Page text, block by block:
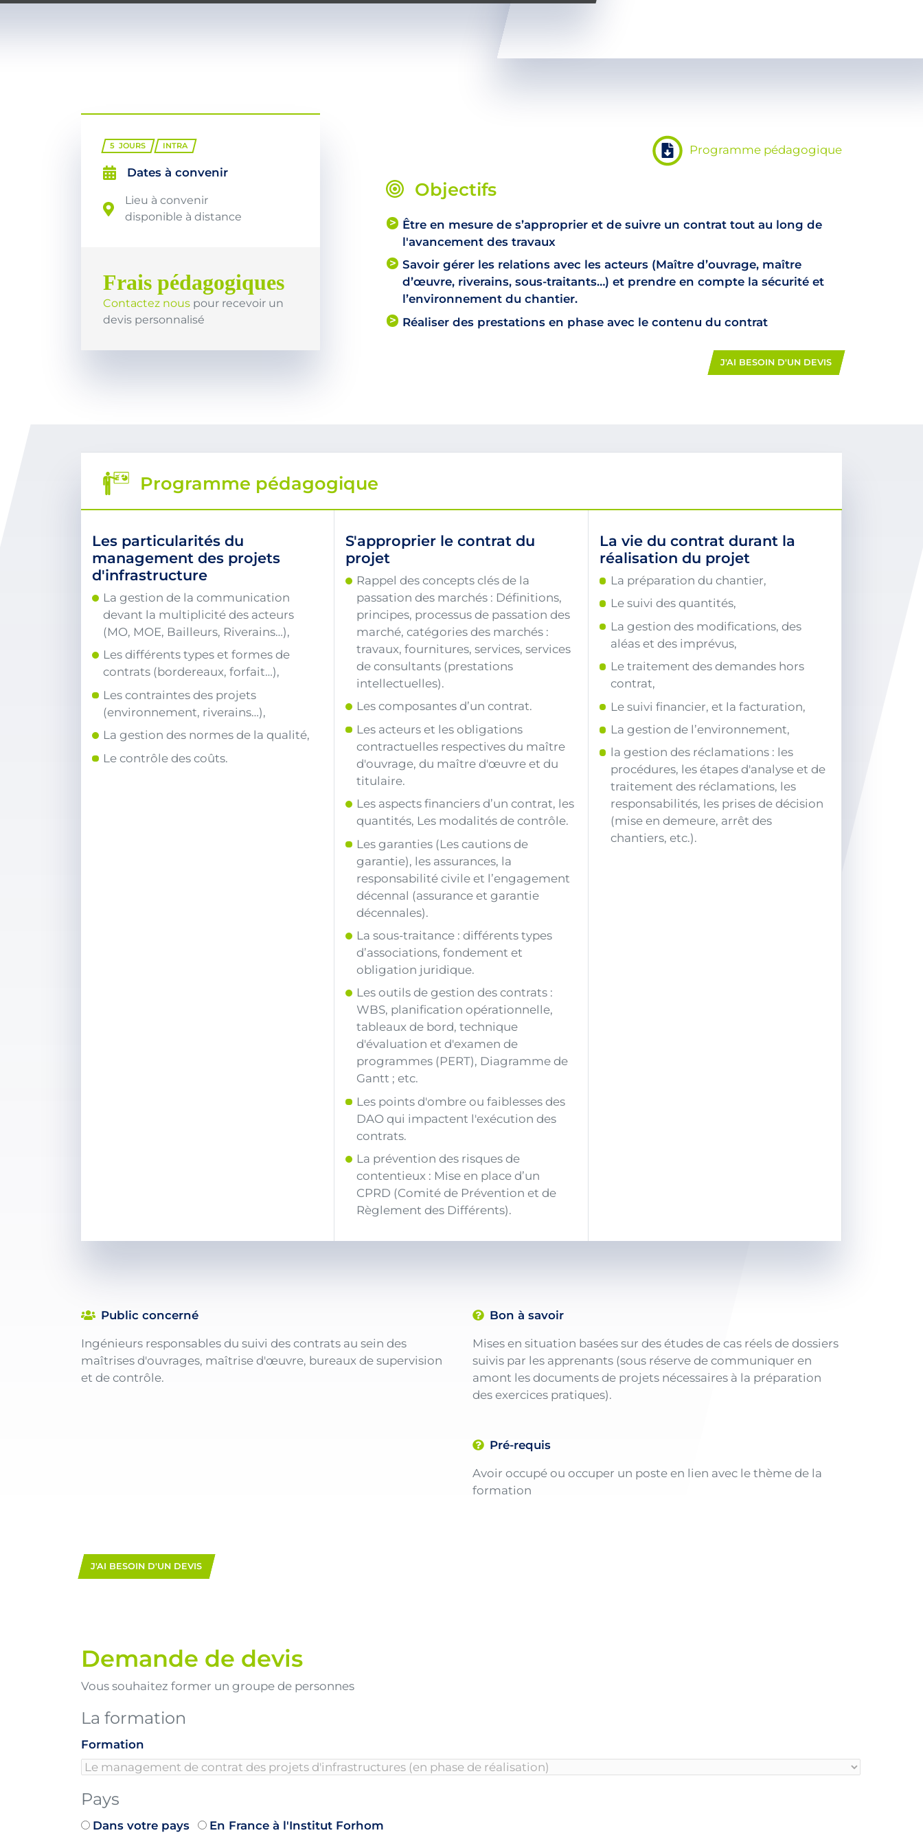
5 JOURS INTRA
Dates à convenir
Lieu à convenir
disponible à distance
Frais pédagogiques
Contactez nous pour recevoir un
devis personnalisé
Programme pédagogique
Objectifs
Être en mesure de s’approprier et de suivre un contrat tout au long de
l'avancement des travaux
Savoir gérer les relations avec les acteurs (Maître d’ouvrage, maître
d’œuvre, riverains, sous-traitants…) et prendre en compte la sécurité et
l’environnement du chantier.
Réaliser des prestations en phase avec le contenu du contrat
J'AI BESOIN D'UN DEVIS
Programme pédagogique
La vie du contrat durant la
réalisation du projet
La préparation du chantier,
Le suivi des quantités,
La gestion des modifications, des
aléas et des imprévus,
Le traitement des demandes hors
contrat,
Le suivi financier, et la facturation,
La gestion de l’environnement,
la gestion des réclamations : les
procédures, les étapes d'analyse et de
traitement des réclamations, les
responsabilités, les prises de décision
(mise en demeure, arrêt des
chantiers, etc.).
Les particularités du
management des projets
d'infrastructure
La gestion de la communication
devant la multiplicité des acteurs
(MO, MOE, Bailleurs, Riverains…),
Les différents types et formes de
contrats (bordereaux, forfait…),
Les contraintes des projets
(environnement, riverains…),
La gestion des normes de la qualité,
Le contrôle des coûts.
S'approprier le contrat du
projet
Rappel des concepts clés de la
passation des marchés : Définitions,
principes, processus de passation des
marché, catégories des marchés :
travaux, fournitures, services, services
de consultants (prestations
intellectuelles).
Les composantes d’un contrat.
Les acteurs et les obligations
contractuelles respectives du maître
d'ouvrage, du maître d'œuvre et du
titulaire.
Les aspects financiers d’un contrat, les
quantités, Les modalités de contrôle.
Les garanties (Les cautions de
garantie), les assurances, la
responsabilité civile et l’engagement
décennal (assurance et garantie
décennales).
La sous-traitance : différents types
d’associations, fondement et
obligation juridique.
Les outils de gestion des contrats :
WBS, planification opérationnelle,
tableaux de bord, technique
d'évaluation et d'examen de
programmes (PERT), Diagramme de
Gantt ; etc.
Les points d'ombre ou faiblesses des
DAO qui impactent l'exécution des
contrats.
La prévention des risques de
contentieux : Mise en place d’un
CPRD (Comité de Prévention et de
Règlement des Différents).
Public concerné
Ingénieurs responsables du suivi des contrats au sein des
maîtrises d'ouvrages, maîtrise d'œuvre, bureaux de supervision
et de contrôle.
Bon à savoir
Mises en situation basées sur des études de cas réels de dossiers
suivis par les apprenants (sous réserve de communiquer en
amont les documents de projets nécessaires à la préparation
des exercices pratiques).
Pré-requis
Avoir occupé ou occuper un poste en lien avec le thème de la
formation
J'AI BESOIN D'UN DEVIS
Demande de devis
Vous souhaitez former un groupe de personnes
La formation
Formation
Pays
Dans votre pays En France à l'Institut Forhom